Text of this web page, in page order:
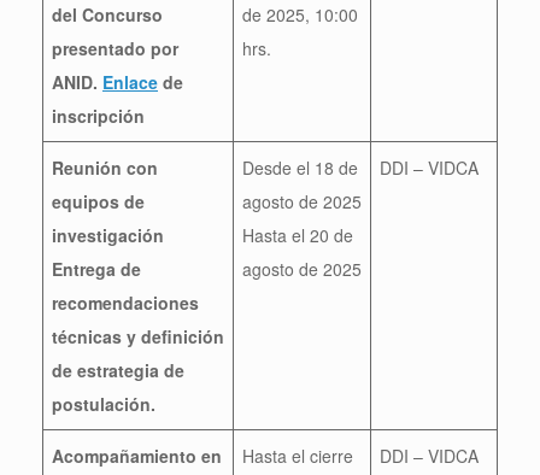
del Concurso
presentado por
ANID. Enlace de
inscripción
de 2025, 10:00
hrs.
Reunión con
equipos de
investigación
Entrega de
recomendaciones
técnicas y definición
de estrategia de
postulación.
Desde el 18 de
agosto de 2025
Hasta el 20 de
agosto de 2025
DDI – VIDCA
Acompañamiento en
Hasta el cierre
DDI – VIDCA